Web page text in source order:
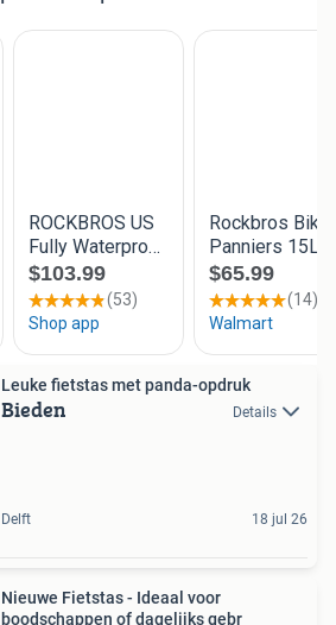
Leuke fietstas met panda-opdruk
Bieden Details
Delft 18 jul 26
Nieuwe Fietstas - Ideaal voor
boodschappen of dagelijks gebr